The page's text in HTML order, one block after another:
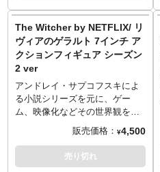
で立体化。造形や質感にこだわ
り、細部に至るまで再現。鞍に
付いた鞘に収める事が出来る、
ゲラルトの剣も付属。
The Witcher by NETFLIX/ リ
ヴィアのゲラルト 7インチ ア
クションフィギュア シーズン
2 ver
アンドレイ・サプコフスキによ
る小説シリーズを元に、ゲー
ム、映像化などその世界観を広
げる『ウィッチャー』。今回マ
クファーレントイズからリリー
スされるのはNetflixにて制作さ
れたオリジナルドラマ版です。
販売価格： ¥4,500
売り切れ